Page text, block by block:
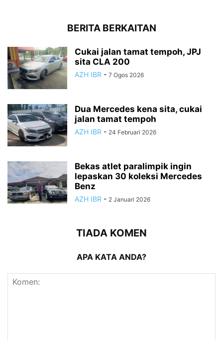
BERITA BERKAITAN
Cukai jalan tamat tempoh, JPJ
sita CLA 200
AZH IBR - 7 Ogos 2026
Dua Mercedes kena sita, cukai
jalan tamat tempoh
AZH IBR - 24 Februari 2026
Bekas atlet paralimpik ingin
lepaskan 30 koleksi Mercedes
Benz
AZH IBR - 2 Januari 2026
TIADA KOMEN
APA KATA ANDA?